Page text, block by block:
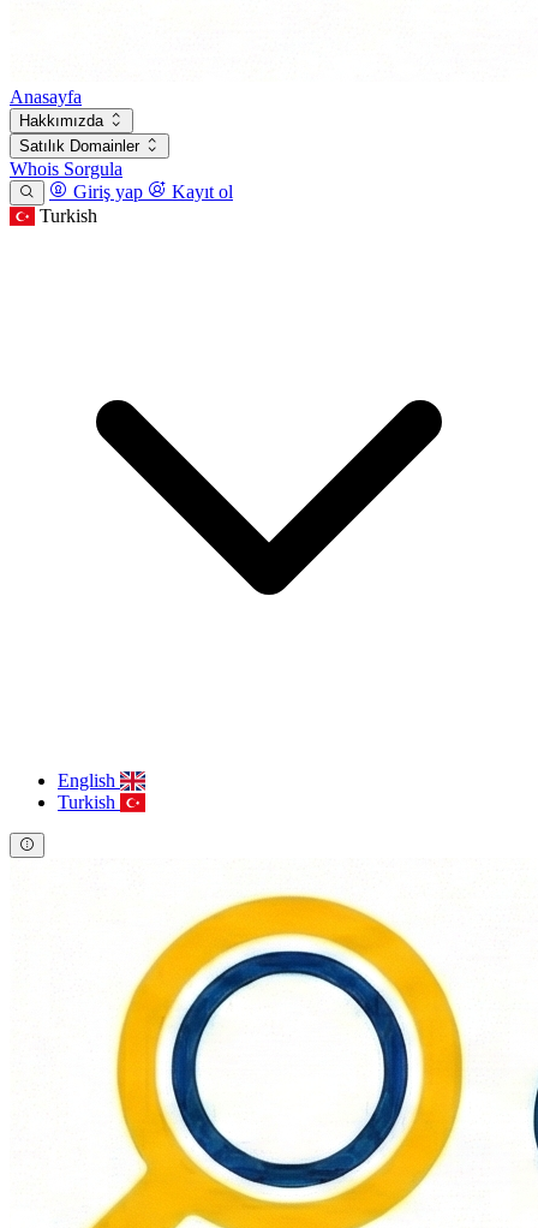
Anasayfa
Hakkımızda
Satılık Domainler
Whois Sorgula
Giriş yap
Kayıt ol
Turkish
English
Turkish